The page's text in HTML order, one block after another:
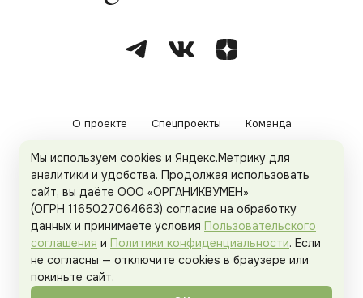
О проекте Спецпроекты Команда
Рекламодателям Политика конфиденциальности
Пользовательское соглашение
Organicwoman.ru . Все права защищены.
Мы используем cookies и Яндекс.Метрику для
аналитики и удобства. Продолжая использовать
сайт, вы даёте ООО «ОРГАНИКВУМЕН»
(ОГРН 1165027064663) согласие на обработку
данных и принимаете условия Пользовательского
соглашения и Политики конфиденциальности. Если
не согласны — отключите cookies в браузере или
покиньте сайт.